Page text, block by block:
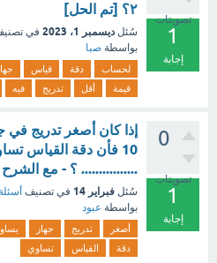
تصويتات
1
إجابة
٢؟ [تم الحل]
سُئل ديسمبر 1، 2023 في
بواسطة صبا
لحساب دقة قياس
قيمة
أقل تدريج فيه
0
تصويتات
1
إجابة
إذا كان أصغر تدريج في
10 فأن دقة القياس
................ ؟ - مع الشرح
سُئل فبراير 14 في تصنيف
بواسطة عبود
أصغر تدريج جهاز
دقة
القياس تساوي